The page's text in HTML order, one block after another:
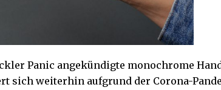
Panic angekündigte monochrome
sich weiterhin aufgrund der Corona-